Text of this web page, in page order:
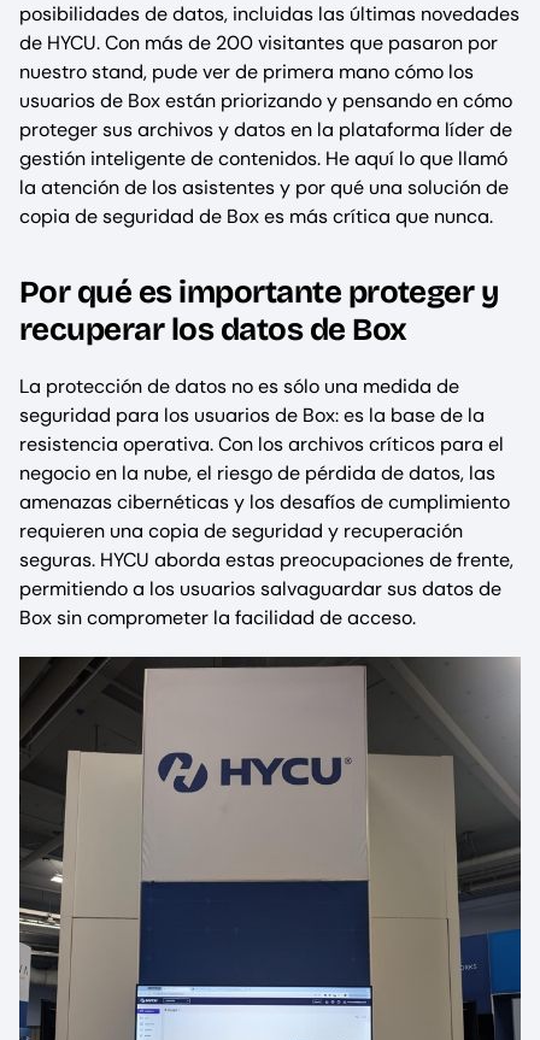
posibilidades de datos, incluidas las últimas novedades
de HYCU. Con más de 200 visitantes que pasaron por
nuestro stand, pude ver de primera mano cómo los
usuarios de Box están priorizando y pensando en cómo
proteger sus archivos y datos en la plataforma líder de
gestión inteligente de contenidos. He aquí lo que llamó
la atención de los asistentes y por qué una solución de
copia de seguridad de Box es más crítica que nunca.
Por qué es importante proteger y
recuperar los datos de Box
La protección de datos no es sólo una medida de
seguridad para los usuarios de Box: es la base de la
resistencia operativa. Con los archivos críticos para el
negocio en la nube, el riesgo de pérdida de datos, las
amenazas cibernéticas y los desafíos de cumplimiento
requieren una copia de seguridad y recuperación
seguras. HYCU aborda estas preocupaciones de frente,
permitiendo a los usuarios salvaguardar sus datos de
Box sin comprometer la facilidad de acceso.